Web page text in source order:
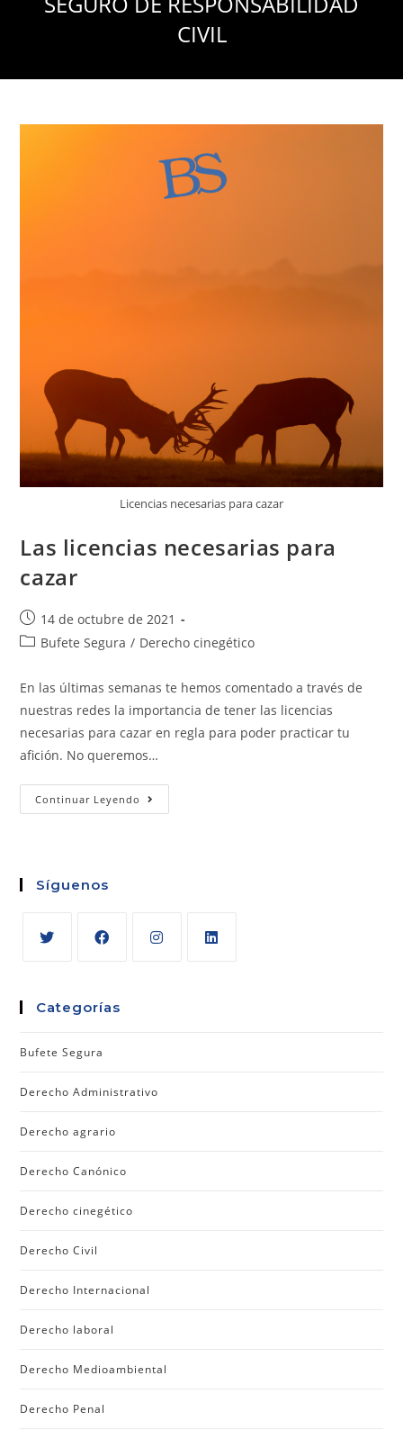
CIVIL
Licencias necesarias para cazar
Las licencias necesarias para
cazar
14 de octubre de 2021
Bufete Segura / Derecho cinegético
En las últimas semanas te hemos comentado a través de
nuestras redes la importancia de tener las licencias
necesarias para cazar en regla para poder practicar tu
afición. No queremos…
Continuar Leyendo
Síguenos
Categorías
Bufete Segura
Derecho Administrativo
Derecho agrario
Derecho Canónico
Derecho cinegético
Derecho Civil
Derecho Internacional
Derecho laboral
Derecho Medioambiental
Derecho Penal